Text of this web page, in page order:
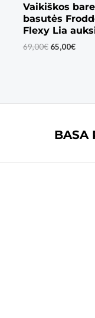
Vaikiškos
basutės
Flexy Lia
69,00€ Original
65,00€
BASA